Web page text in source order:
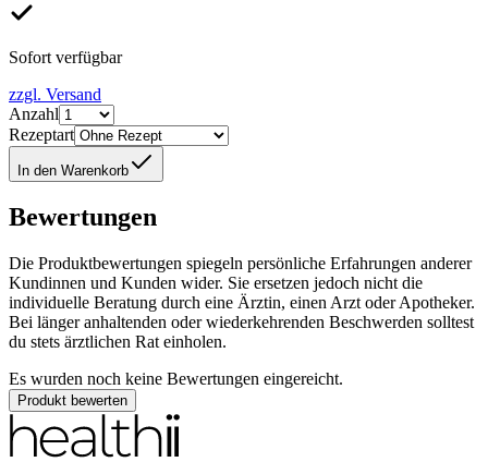
Sofort verfügbar
zzgl. Versand
Anzahl
Rezeptart
In den Warenkorb
Bewertungen
Die Produktbewertungen spiegeln persönliche Erfahrungen anderer
Kundinnen und Kunden wider. Sie ersetzen jedoch nicht die
individuelle Beratung durch eine Ärztin, einen Arzt oder Apotheker.
Bei länger anhaltenden oder wiederkehrenden Beschwerden solltest
du stets ärztlichen Rat einholen.
Es wurden noch keine Bewertungen eingereicht.
Produkt bewerten